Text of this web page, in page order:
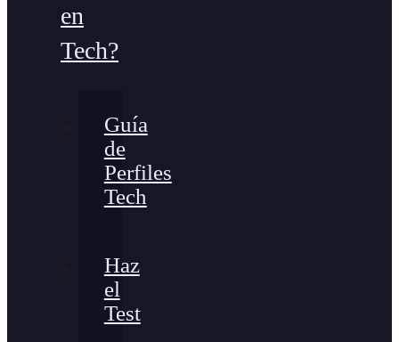
en
Tech?
Guía
de
Perfiles
Tech
Haz
el
Test